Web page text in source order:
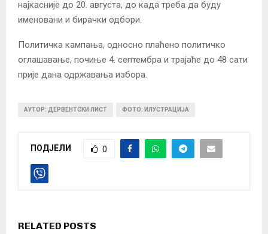
најкасније до 20. августа, до када треба да буду
именовани и бирачки одбори.
Политичка кампања, односно плаћено политичко
оглашавање, почиње 4. септембра и трајаће до 48 сати
прије дана одржавања избора.
АУТОР: ДЕРВЕНТСКИ ЛИСТ ФОТО: ИЛУСТРАЦИЈА
ПОДЈЕЛИ 0
RELATED POSTS